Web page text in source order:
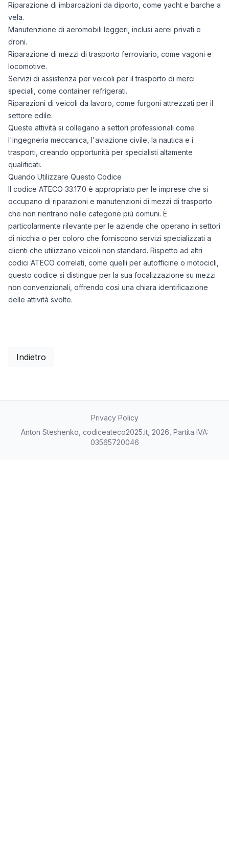
Riparazione di imbarcazioni da diporto, come yacht e barche a
vela.
Manutenzione di aeromobili leggeri, inclusi aerei privati e
droni.
Riparazione di mezzi di trasporto ferroviario, come vagoni e
locomotive.
Servizi di assistenza per veicoli per il trasporto di merci
speciali, come container refrigerati.
Riparazioni di veicoli da lavoro, come furgoni attrezzati per il
settore edile.
Queste attività si collegano a settori professionali come
l'ingegneria meccanica, l'aviazione civile, la nautica e i
trasporti, creando opportunità per specialisti altamente
qualificati.
Quando Utilizzare Questo Codice
Il codice ATECO 33.17.0 è appropriato per le imprese che si
occupano di riparazioni e manutenzioni di mezzi di trasporto
che non rientrano nelle categorie più comuni. È
particolarmente rilevante per le aziende che operano in settori
di nicchia o per coloro che forniscono servizi specializzati a
clienti che utilizzano veicoli non standard. Rispetto ad altri
codici ATECO correlati, come quelli per autofficine o motocicli,
questo codice si distingue per la sua focalizzazione su mezzi
non convenzionali, offrendo così una chiara identificazione
delle attività svolte.
Indietro
Privacy Policy
Anton Steshenko, codiceateco2025.it, 2026, Partita IVA:
03565720046